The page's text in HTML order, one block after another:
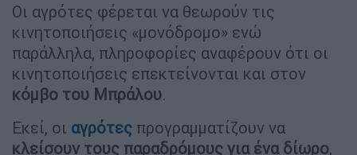
Οι αγρότες φέρεται να θεωρούν τις
κινητοποιήσεις «μονόδρομο» ενώ
παράλληλα, πληροφορίες αναφέρουν ότι οι
κινητοποιήσεις επεκτείνονται και στον
κόμβο του Μπράλου.
Εκεί, οι αγρότες προγραμματίζουν να
κλείσουν τους παραδρόμους για ένα δίωρο,